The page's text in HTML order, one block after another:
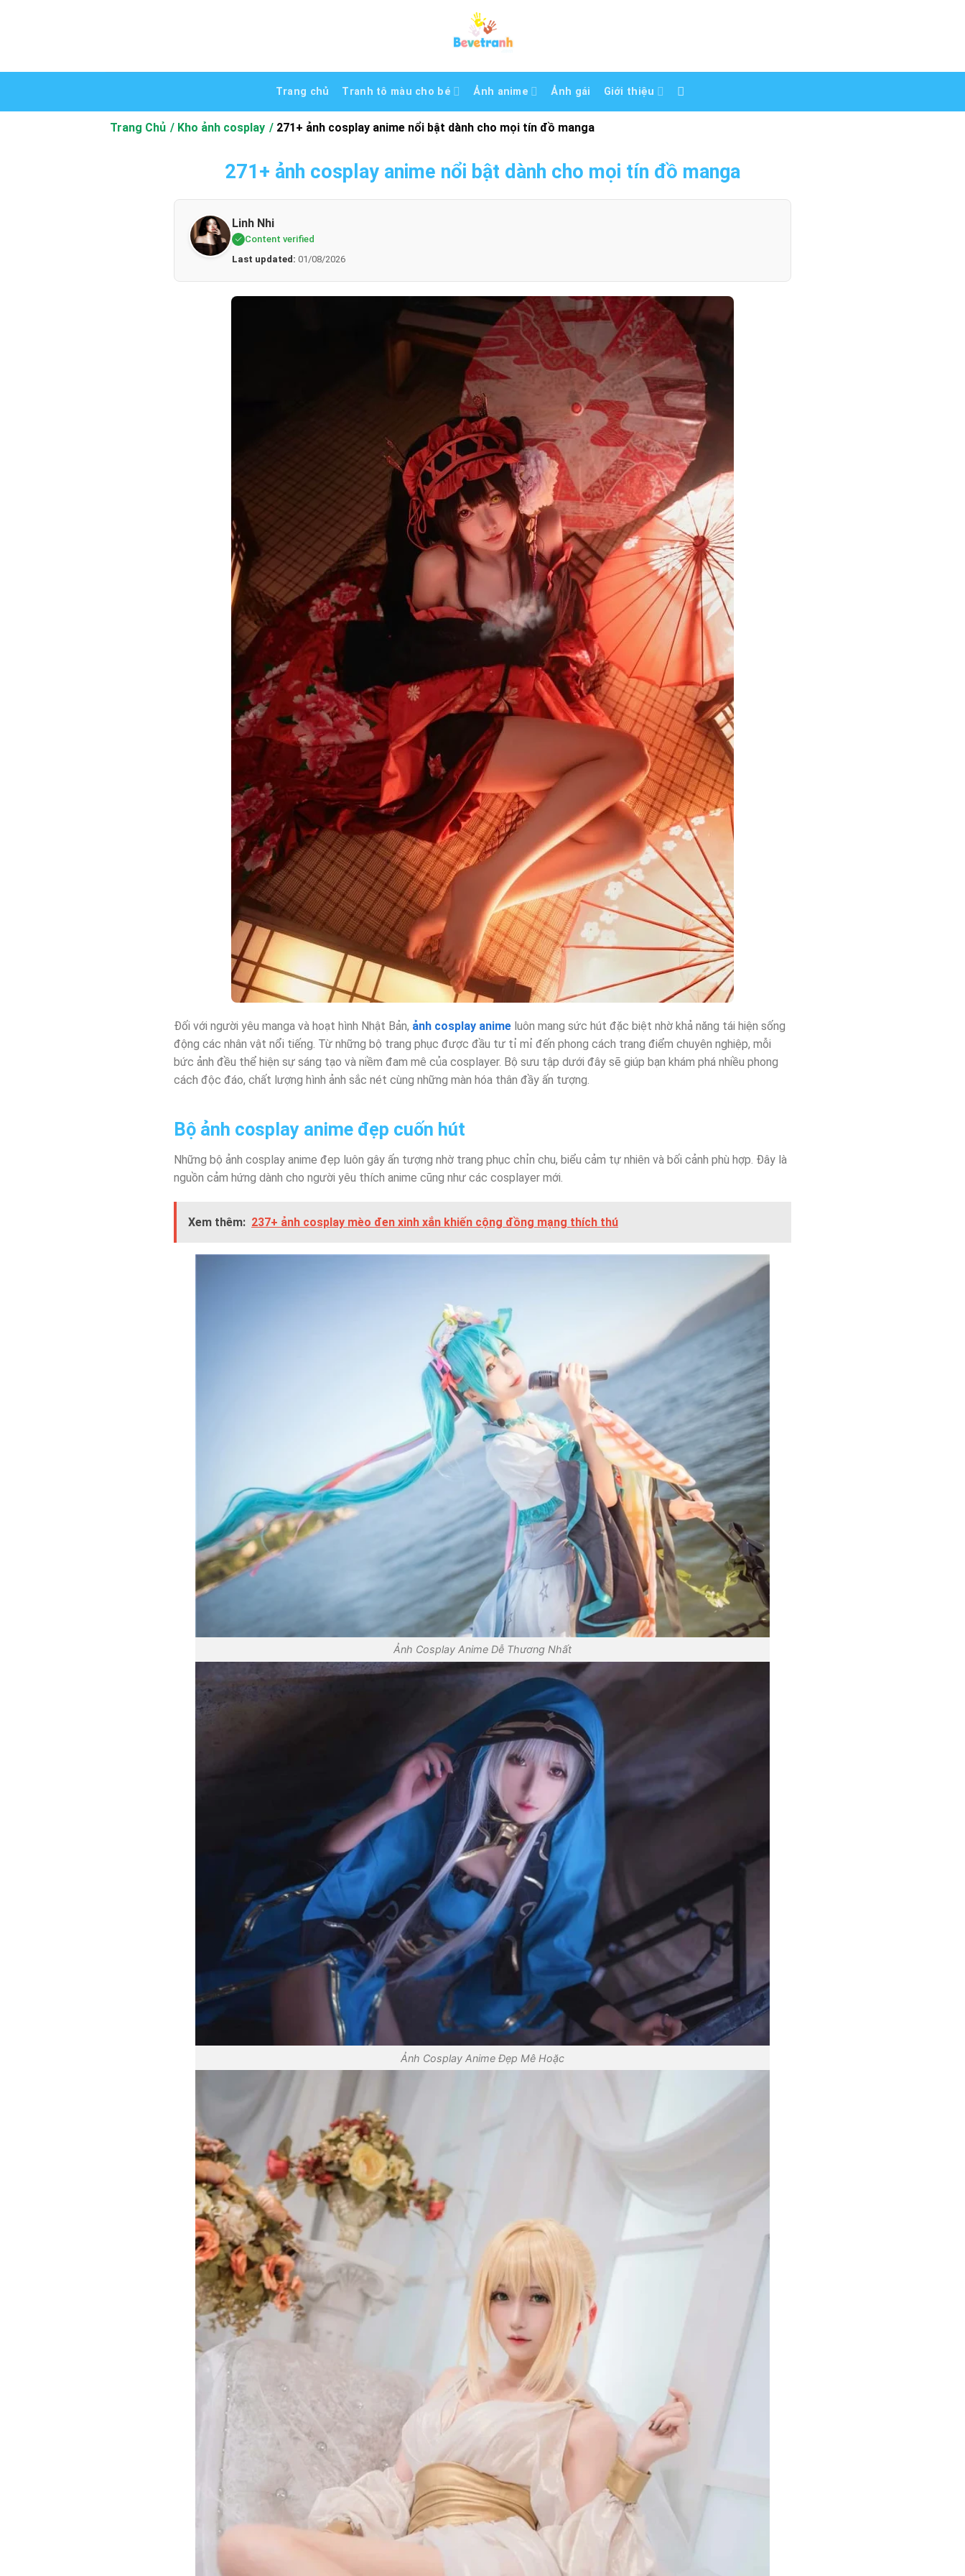
Trang chủ Tranh tô màu cho bé Ảnh anime Ảnh gái Giới thiệu
Trang Chủ Kho ảnh cosplay 271+ ảnh cosplay anime nổi bật dành cho mọi tín đồ manga
271+ ảnh cosplay anime nổi bật dành cho mọi tín đồ manga
Linh Nhi
Content verified
Last updated: 01/08/2026
Đối với người yêu manga và hoạt hình Nhật Bản, ảnh cosplay anime luôn mang sức hút đặc biệt nhờ khả năng tái hiện sống
động các nhân vật nổi tiếng. Từ những bộ trang phục được đầu tư tỉ mỉ đến phong cách trang điểm chuyên nghiệp, mỗi
bức ảnh đều thể hiện sự sáng tạo và niềm đam mê của cosplayer. Bộ sưu tập dưới đây sẽ giúp bạn khám phá nhiều phong
cách độc đáo, chất lượng hình ảnh sắc nét cùng những màn hóa thân đầy ấn tượng.
Bộ ảnh cosplay anime đẹp cuốn hút
Những bộ ảnh cosplay anime đẹp luôn gây ấn tượng nhờ trang phục chỉn chu, biểu cảm tự nhiên và bối cảnh phù hợp. Đây là
nguồn cảm hứng dành cho người yêu thích anime cũng như các cosplayer mới.
Xem thêm: 237+ ảnh cosplay mèo đen xinh xắn khiến cộng đồng mạng thích thú
Ảnh Cosplay Anime Dễ Thương Nhất
Ảnh Cosplay Anime Đẹp Mê Hoặc